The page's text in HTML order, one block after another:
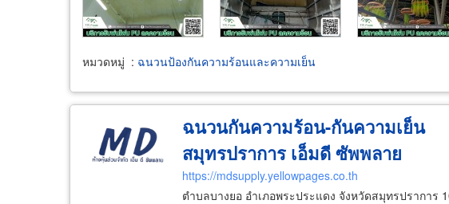
หมวดหมู่ : ฉนวนป้องกันความร้อนและความเย็น
ฉนวนกันความร้อน-กันความเย็น
สมุทรปราการ เอ็มดี ซัพพลาย
https://mdsupply.yellowpages.co.th
ตำบลบางยอ อำเภอพระประแดง จังหวัดสมุทรปราการ